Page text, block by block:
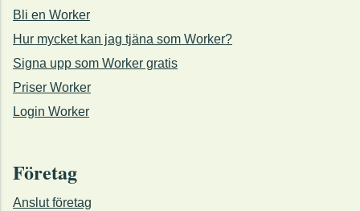
Bli en Worker
Hur mycket kan jag tjäna som Worker?
Signa upp som Worker gratis
Priser Worker
Login Worker
Företag
Anslut företag